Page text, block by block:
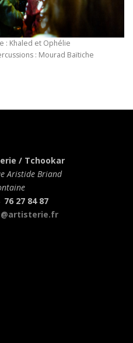
: Khaled et Ophélie
: Mourad Baïtiche
/ Tchookar
Aristide Briand
27 84 87